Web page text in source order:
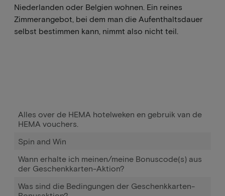
Alles over de HEMA hotelweken en gebruik van de
HEMA vouchers.
Spin and Win
Wann erhalte ich meinen/meine Bonuscode(s) aus
der Geschenkkarten-Aktion?
Was sind die Bedingungen der Geschenkkarten-
Niederlanden oder Belgien wohnen. Ein reines
Zimmerangebot, bei dem man die Aufenthaltsdauer
selbst bestimmen kann, nimmt also nicht teil.